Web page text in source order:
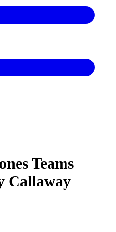
Teams
Callaway